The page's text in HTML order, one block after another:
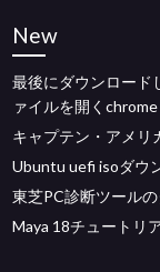
New
最後にダウンロード
ァイルを開くchrome
キャプテン・アメリ
Ubuntu uefi isoダウ
東芝PC診断ツール
Maya 18チュートリ